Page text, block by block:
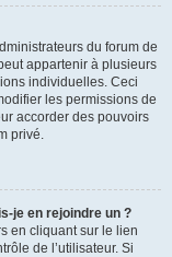
du forum de
appartenir à plusieurs
individuelles. Ceci
les permissions de
accorder des pouvoirs
privé.
je en rejoindre un ?
en cliquant sur le lien
de l’utilisateur. Si